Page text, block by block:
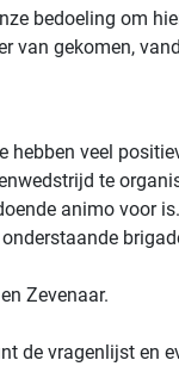
bedoeling om
van gekomen,
veel
te
animo voor
Zevenaar.
de vragenlijst en